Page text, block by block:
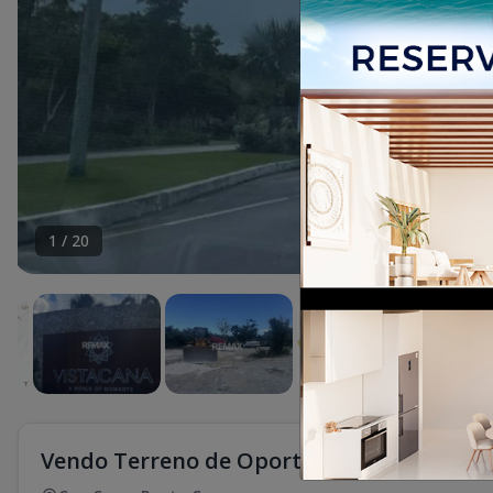
1 / 20
Vendo Terreno de Oportunidad en vista